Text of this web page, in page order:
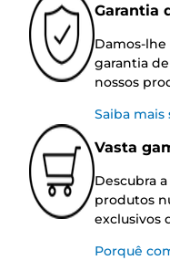
Garantia
Damos-
garantia
nossos
Saiba mais
Vasta
Descubra
produtos
exclusivos
Porquê